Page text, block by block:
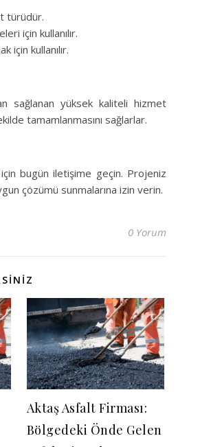
türüdür.
için kullanılır.
için kullanılır.
sağlanan yüksek kaliteli hizmet
tamamlanmasını sağlarlar.
bugün iletişime geçin. Projeniz
çözümü sunmalarına izin verin.
0 Yorum
Aktaş Asfalt Firması:
Bölgedeki Önde Gelen